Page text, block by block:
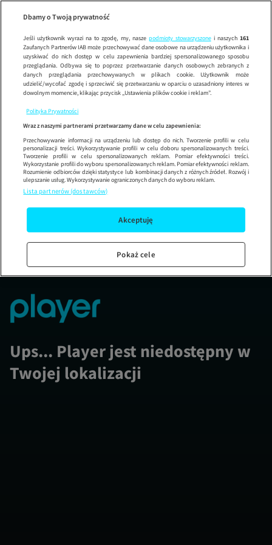
Wypróbuj aplikację mobilną
Korzystaj z łatwiejszej nawigacji i ciesz się szybszym
Ups... Player jest niedostępny w
Twojej lokalizacji
Dbamy o Twoją prywatność
Jeśli użytkownik wyrazi na to zgodę, my, nasze podmioty stowarzyszonei naszych 161
Zaufanych Partnerów IAB może przechowywać dane osobowe na urządzeniu użytkownika i
uzyskiwać do nich dostęp w celu zapewnienia bardziej spersonalizowanego sposobu
przeglądania. Odbywa się to poprzez przetwarzanie danych osobowych zebranych z
danych przeglądania przechowywanych w plikach cookie. Użytkownik może
udzielić/wycofać zgodę i sprzeciwić się przetwarzaniu w oparciu o uzasadniony interes w
dowolnym momencie, klikając przycisk „Ustawienia plików cookie i reklam”.
Polityka Prywatności
Wraz z naszymi partnerami przetwarzamy dane w celu zapewnienia:
Przechowywanie informacji na urządzeniu lub dostęp do nich. Tworzenie profili w celu
personalizacji treści. Wykorzystywanie profili w celu doboru spersonalizowanych treści.
Tworzenie profili w celu spersonalizowanych reklam. Pomiar efektywności treści.
Wykorzystanie profili do wyboru spersonalizowanych reklam. Pomiar efektywności reklam.
Rozumienie odbiorców dzięki statystyce lub kombinacji danych z różnych źródeł. Rozwój i
ulepszanie usług. Wykorzystywanie ograniczonych danych do wyboru reklam.
Lista partnerów (dostawców)
Akceptuję
Pokaż cele